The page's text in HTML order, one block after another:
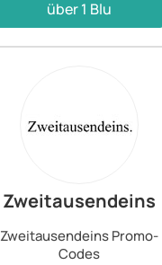
über 1 Blu
Zweitausendeins
Zweitausendeins Promo-
Codes